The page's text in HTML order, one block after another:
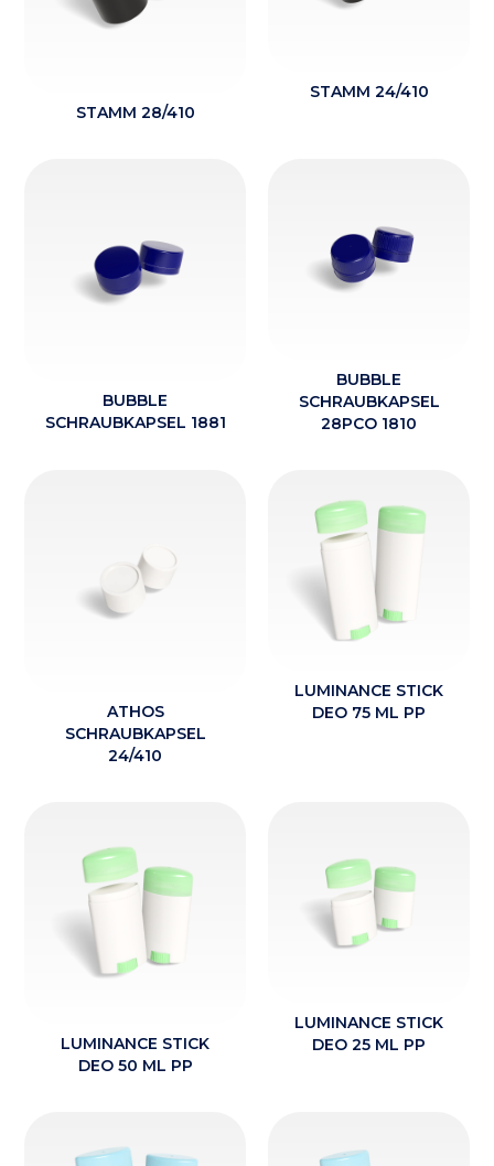
STAMM 28/410
STAMM 24/410
BUBBLE
SCHRAUBKAPSEL 1881
BUBBLE
SCHRAUBKAPSEL
28PCO 1810
ATHOS
SCHRAUBKAPSEL
24/410
LUMINANCE STICK
DEO 75 ML PP
LUMINANCE STICK
DEO 50 ML PP
LUMINANCE STICK
DEO 25 ML PP